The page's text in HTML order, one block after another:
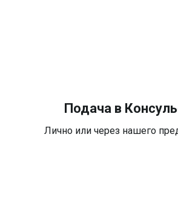
Подача в
Лично или через нашего